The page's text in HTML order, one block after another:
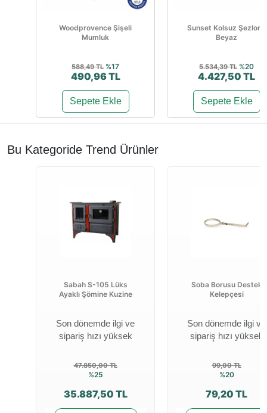
Woodprovence Şişeli
Mumluk
588,49 TL %17
490,96 TL
Sepete Ekle
Sunset Kolsuz Şezlong
Beyaz
5.534,39 TL %20
4.427,50 TL
Sepete Ekle
Bu Kategoride Trend Ürünler
Sabah S-105 Lüks
Ayaklı Şömine Kuzine
Son dönemde ilgi ve
sipariş hızı yüksek
47.850,00 TL
%25
35.887,50 TL
Soba Borusu Destek
Kelepçesi
Son dönemde ilgi ve
sipariş hızı yüksek
99,00 TL
%20
79,20 TL